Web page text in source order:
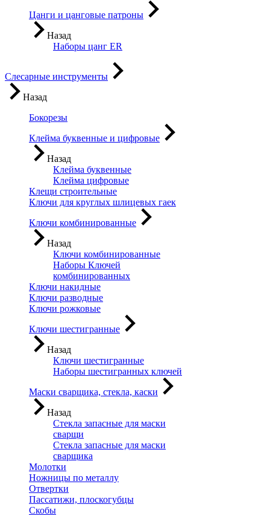
Цанги и цанговые патроны
Назад
Наборы цанг ER
Слесарные инструменты
Назад
Бокорезы
Клейма буквенные и цифровые
Назад
Клейма буквенные
Клейма цифровые
Клещи строительные
Ключи для круглых шлицевых гаек
Ключи комбинированные
Назад
Ключи комбинированные
Наборы Ключей
комбинированных
Ключи накидные
Ключи разводные
Ключи рожковые
Ключи шестигранные
Назад
Ключи шестигранные
Наборы шестигранных ключей
Маски сварщика, стекла, каски
Назад
Стекла запасные для маски
сварщи
Стекла запасные для маски
сварщика
Молотки
Ножницы по металлу
Отвертки
Пассатижи, плоскогубцы
Скобы